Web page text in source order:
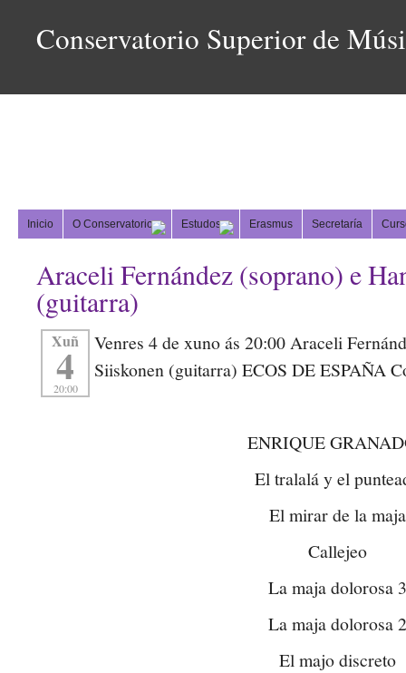
Conservatorio Superior de
Inicio O Conservatorio Estudos Erasmus Secretaría
Araceli Fernández (soprano) e
(guitarra)
Xuñ
4
20:00
Venres 4 de xuno ás 20:00 Araceli
Siiskonen (guitarra) ECOS DE ESPAÑA
ENRIQUE
El tralalá y el
El mirar de la maja
Callejeo
La maja dolorosa 3
La maja dolorosa 2
El majo discreto